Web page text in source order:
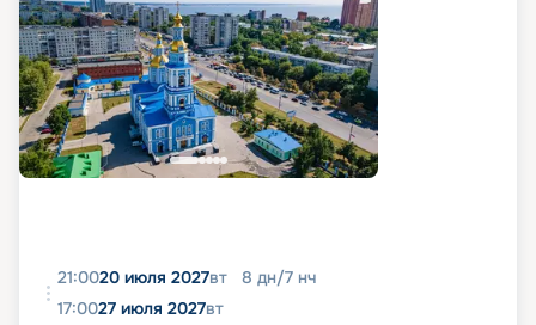
21:0020 июля 2027вт 8 дн/7 нч
17:0027 июля 2027вт